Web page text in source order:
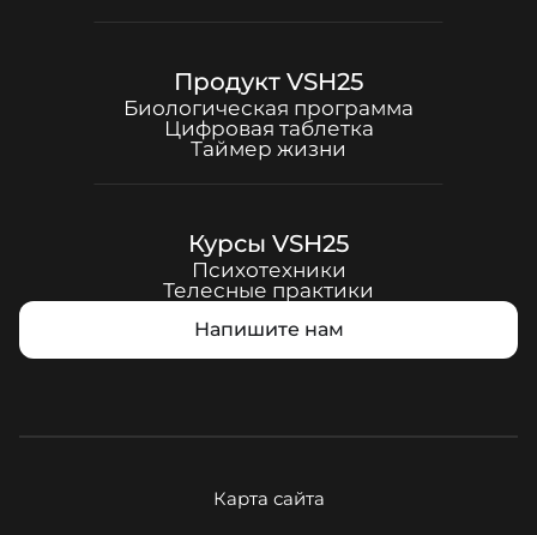
Продукт VSH25
Биологическая программа
Цифровая таблетка
Таймер жизни
Курсы VSH25
Психотехники
Телесные практики
Напишите нам
Карта сайта